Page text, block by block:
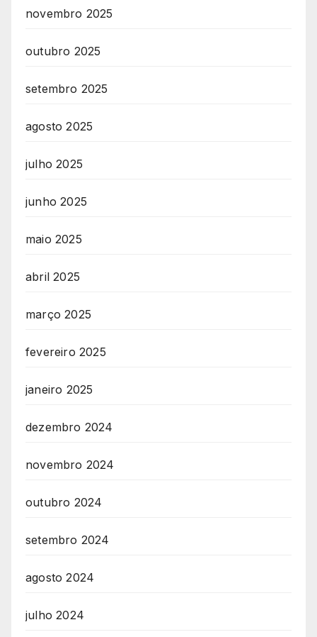
novembro 2025
outubro 2025
setembro 2025
agosto 2025
julho 2025
junho 2025
maio 2025
abril 2025
março 2025
fevereiro 2025
janeiro 2025
dezembro 2024
novembro 2024
outubro 2024
setembro 2024
agosto 2024
julho 2024